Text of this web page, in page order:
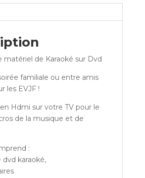
matériel de Karaoké sur Dvd
familiale ou entre amis
les EVJF !
Hdmi sur votre TV pour le
de la musique et de
:
dvd karaoké,